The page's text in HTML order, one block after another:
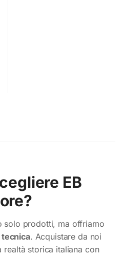
EB
solo prodotti, ma offriamo
. Acquistare da noi
realtà storica italiana con